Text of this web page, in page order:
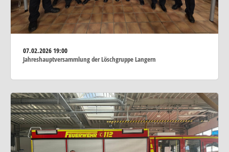
07.02.202619:00
Jahreshauptversammlung der Löschgruppe Langern